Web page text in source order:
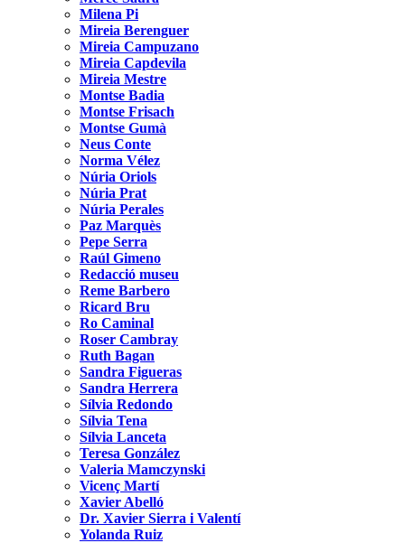
Milena Pi
Mireia Berenguer
Mireia Campuzano
Mireia Capdevila
Mireia Mestre
Montse Badia
Montse Frisach
Montse Gumà
Neus Conte
Norma Vélez
Núria Oriols
Núria Prat
Núria Perales
Paz Marquès
Pepe Serra
Raúl Gimeno
Redacció museu
Reme Barbero
Ricard Bru
Ro Caminal
Roser Cambray
Ruth Bagan
Sandra Figueras
Sandra Herrera
Sílvia Redondo
Sílvia Tena
Sílvia Lanceta
Teresa González
Valeria Mamczynski
Vicenç Martí
Xavier Abelló
Dr. Xavier Sierra i Valentí
Yolanda Ruiz